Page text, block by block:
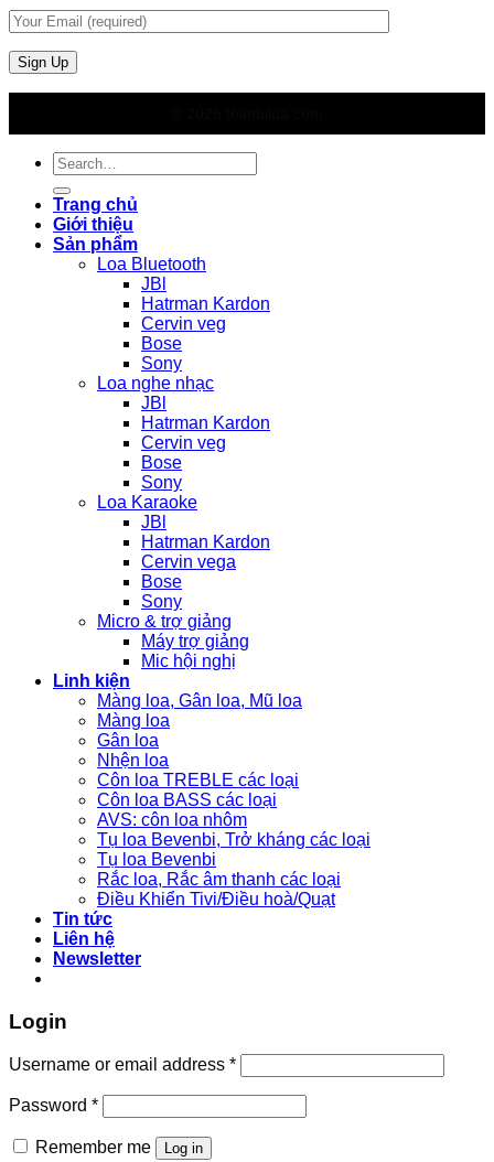
Search
for:
Trang chủ
Giới thiệu
Sản phẩm
Loa Bluetooth
JBl
Hatrman Kardon
Cervin veg
Bose
Sony
Loa nghe nhạc
JBl
Hatrman Kardon
Cervin veg
Bose
Sony
Loa Karaoke
JBl
Hatrman Kardon
Cervin vega
Bose
Sony
Micro & trợ giảng
Máy trợ giảng
Mic hội nghị
Linh kiện
Màng loa, Gân loa, Mũ loa
Màng loa
Gân loa
Nhện loa
Côn loa TREBLE các loại
Côn loa BASS các loại
AVS: côn loa nhôm
Tụ loa Bevenbi, Trở kháng các loại
Tụ loa Bevenbi
Rắc loa, Rắc âm thanh các loại
Điều Khiển Tivi/Điều hoà/Quạt
Tin tức
Liên hệ
Newsletter
Login
Username or email address *
Password *
Remember me Log in